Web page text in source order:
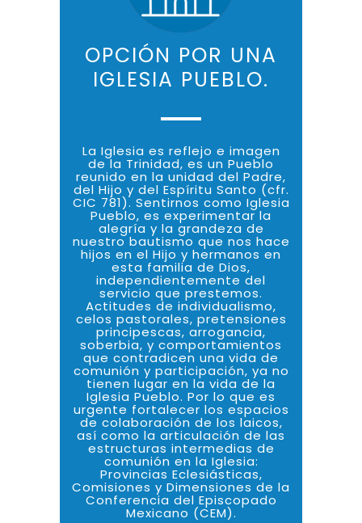
OPCIÓN POR UNA
IGLESIA PUEBLO.
La Iglesia es reflejo e imagen
de la Trinidad, es un Pueblo
reunido en la unidad del Padre,
del Hijo y del Espíritu Santo (cfr.
CIC 781). Sentirnos como Iglesia
Pueblo, es experimentar la
alegría y la grandeza de
nuestro bautismo que nos hace
hijos en el Hijo y hermanos en
esta familia de Dios,
independientemente del
servicio que prestemos.
Actitudes de individualismo,
celos pastorales, pretensiones
principescas, arrogancia,
soberbia, y comportamientos
que contradicen una vida de
comunión y participación, ya no
tienen lugar en la vida de la
Iglesia Pueblo. Por lo que es
urgente fortalecer los espacios
de colaboración de los laicos,
así como la articulación de las
estructuras intermedias de
comunión en la Iglesia:
Provincias Eclesiásticas,
Comisiones y Dimensiones de la
Conferencia del Episcopado
Mexicano (CEM).